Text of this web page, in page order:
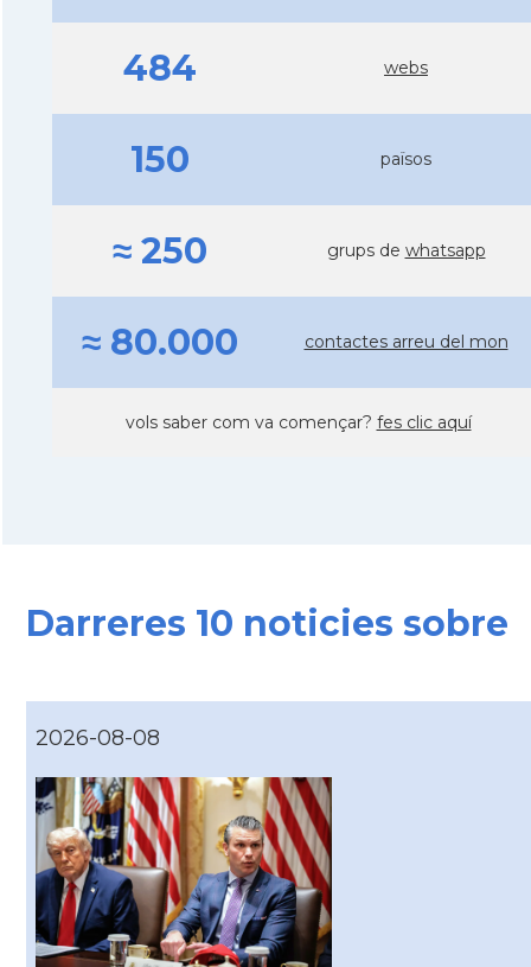
484 webs
150 països
≈ 250 grups de whatsapp
≈ 80.000 contactes arreu del mon
vols saber com va començar? fes clic aquí
Darreres 10 noticies sobre
2026-08-08